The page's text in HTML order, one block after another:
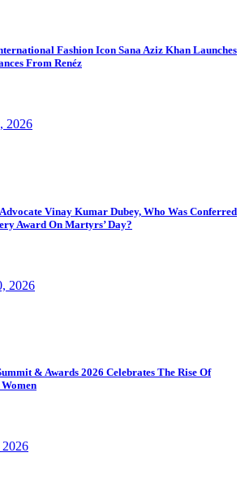
Fashion Icon Sana Aziz Khan Launches
From Renéz
2026
Vinay Kumar Dubey, Who Was Conferred
Award On Martyrs’ Day?
2026
& Awards 2026 Celebrates The Rise Of